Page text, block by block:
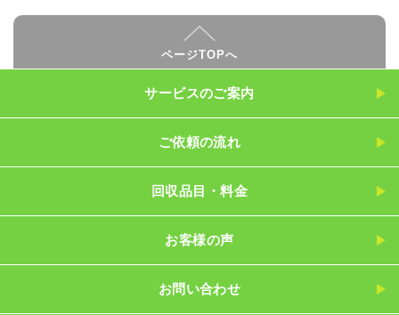
ページTOPへ
サービスのご案内
ご依頼の流れ
回収品目・料金
お客様の声
お問い合わせ